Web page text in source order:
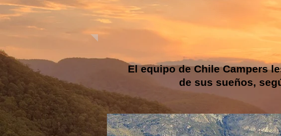
El equipo de Chile Campers
de sus sueños,